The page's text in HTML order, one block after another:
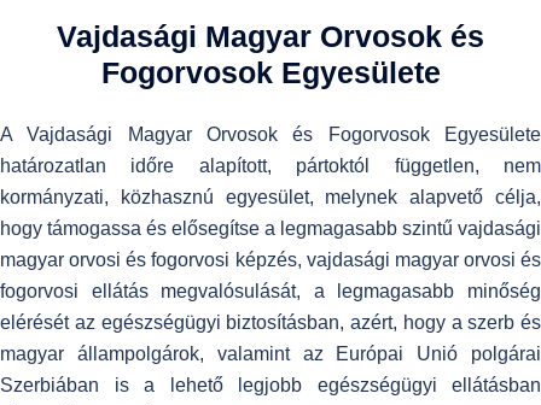
Vajdasági Magyar Orvosok és
Fogorvosok Egyesülete
A Vajdasági Magyar Orvosok és Fogorvosok Egyesülete
határozatlan időre alapított, pártoktól független, nem
kormányzati, közhasznú egyesület, melynek alapvető célja,
hogy támogassa és elősegítse a legmagasabb szintű vajdasági
magyar orvosi és fogorvosi képzés, vajdasági magyar orvosi és
fogorvosi ellátás megvalósulását, a legmagasabb minőség
elérését az egészségügyi biztosításban, azért, hogy a szerb és
magyar állampolgárok, valamint az Európai Unió polgárai
Szerbiában is a lehető legjobb egészségügyi ellátásban